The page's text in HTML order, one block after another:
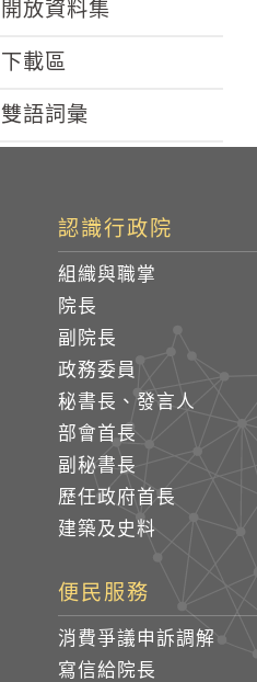
開放資料集
下載區
雙語詞彙
認識行政院
組織與職掌
院長
副院長
政務委員
秘書長、發言人
部會首長
副秘書長
歷任政府首長
建築及史料
便民服務
消費爭議申訴調解
寫信給院長